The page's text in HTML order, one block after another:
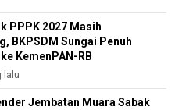
PPPK 2027 Masih
BKPSDM Sungai Penuh
KemenPAN-RB
lalu
Jembatan Muara Sabak